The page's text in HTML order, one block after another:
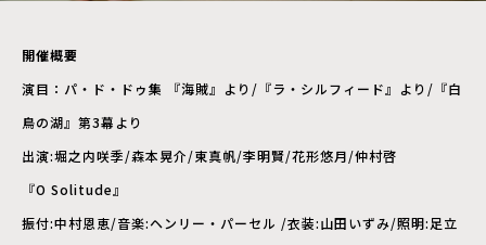
開催概要
演目：パ・ド・ドゥ集 『海賊』より/『ラ・シルフィード』より/『白
鳥の湖』第3幕より
出演:堀之内咲季/森本晃介/東真帆/李明賢/花形悠月/仲村啓
『O Solitude』
振付:中村恩恵/音楽:ヘンリー・パーセル /衣装:山田いずみ/照明:足立